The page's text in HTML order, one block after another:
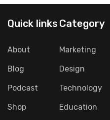
Quick links
About
Blog
Podcast
Shop
Category
Marketing
Design
Technology
Education